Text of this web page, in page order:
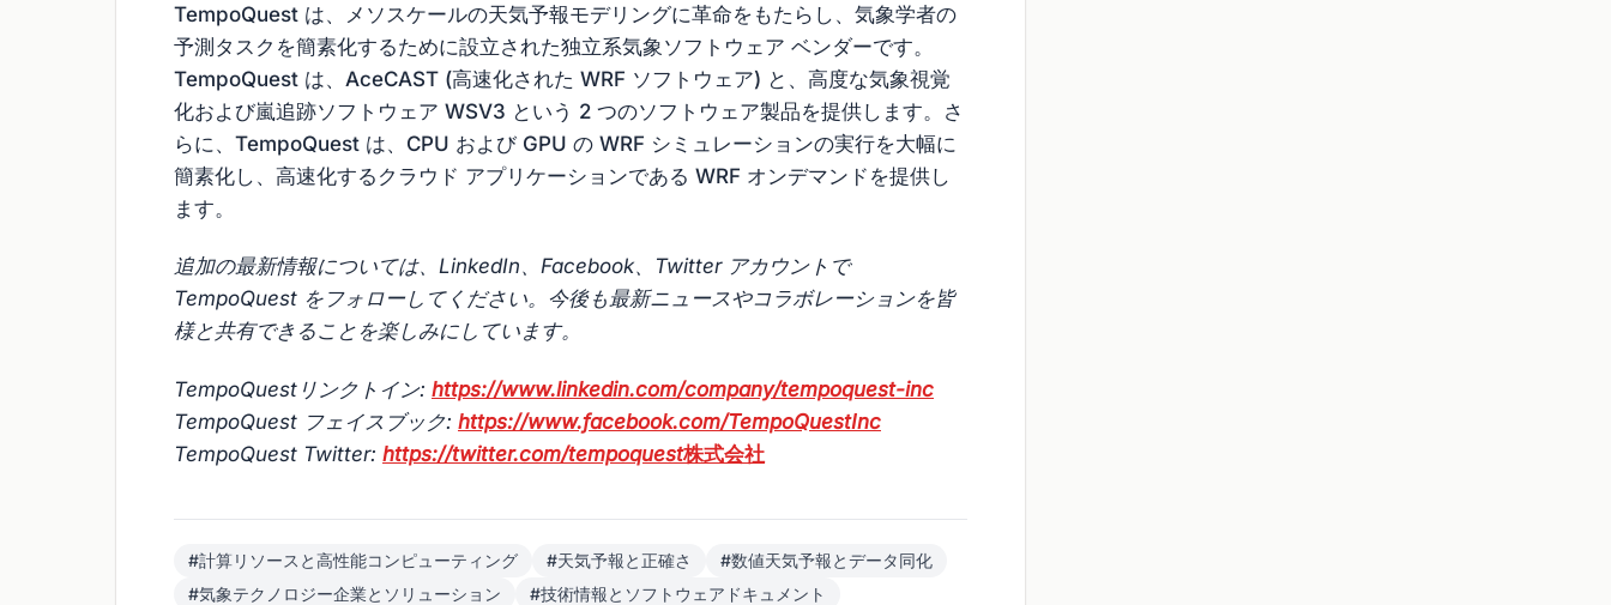
TempoQuest は、メソスケールの天気予報モデリングに革命をもたらし、気象学者の
予測タスクを簡素化するために設立された独立系気象ソフトウェア ベンダーです。
TempoQuest は、AceCAST (高速化された WRF ソフトウェア) と、高度な気象視覚
化および嵐追跡ソフトウェア WSV3 という 2 つのソフトウェア製品を提供します。さ
らに、TempoQuest は、CPU および GPU の WRF シミュレーションの実行を大幅に
簡素化し、高速化するクラウド アプリケーションである WRF オンデマンドを提供し
ます。
追加の最新情報については、LinkedIn、Facebook、Twitter アカウントで
TempoQuest をフォローしてください。今後も最新ニュースやコラボレーションを皆
様と共有できることを楽しみにしています。
TempoQuestリンクトイン: https://www.linkedin.com/company/tempoquest-inc
TempoQuest フェイスブック: https://www.facebook.com/TempoQuestInc
TempoQuest Twitter: https://twitter.com/tempoquest株式会社
#計算リソースと高性能コンピューティング #天気予報と正確さ
#数値天気予報とデータ同化
#気象テクノロジー企業とソリューション
#技術情報とソフトウェアドキュメント